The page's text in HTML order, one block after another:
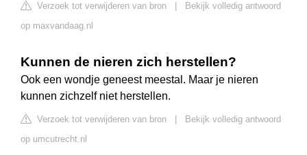
Verzoek tot verwijderen van bron
Bekijk volledig antwoord
op maxvandaag.nl
Kunnen de nieren zich herstellen?
Ook een wondje geneest meestal. Maar je nieren
kunnen zichzelf niet herstellen.
Verzoek tot verwijderen van bron
Bekijk volledig antwoord
op umcutrecht.nl